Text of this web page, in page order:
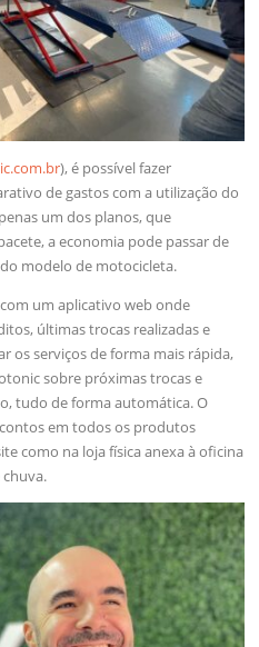
), é possível fazer
de gastos com a utilização do
um dos planos, que
a economia pode passar de
modelo de motocicleta.
um aplicativo web onde
últimas trocas realizadas e
os serviços de forma mais rápida,
sobre próximas trocas e
tudo de forma automática. O
em todos os produtos
como na loja física anexa à oficina
chuva.